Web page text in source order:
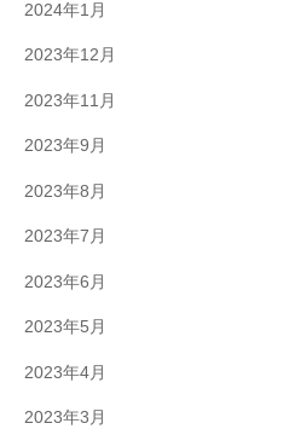
2024年1月
2023年12月
2023年11月
2023年9月
2023年8月
2023年7月
2023年6月
2023年5月
2023年4月
2023年3月